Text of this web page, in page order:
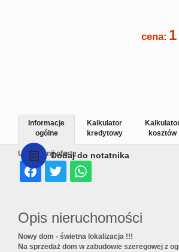
cena:
Dodaj do notatnika
Udostępnij ofertę
Informacje
ogólne
Kalkulator
kredytowy
kosztów
Opis nieruchomości
Nowy dom - świetna lokalizacja !!!
Na sprzedaż dom w zabudowie szeregowej z